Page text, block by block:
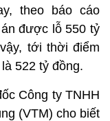
theo báo cáo
được lỗ 550 tỷ
tới thời điểm
522 tỷ đồng.
Công ty TNHH
(VTM) cho biết